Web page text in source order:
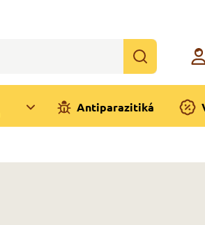
Antiparazitiká